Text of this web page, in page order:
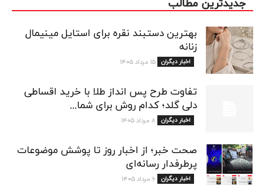
بهترین دستبند نقره برای استایل مینیمال
زنانه
اخبار دیگران ۱۵ مرداد ۱۴۰۵
تفاوت طرح پس انداز طلا با خرید اقساطی
دلی گلد؛ کدام روش برای شما...
اخبار دیگران ۸ مرداد ۱۴۰۵
صحت خبر؛ از اخبار روز تا پوشش موضوعات
پرطرفدار رسانه‌ای
اخبار دیگران ۶ مرداد ۱۴۰۵